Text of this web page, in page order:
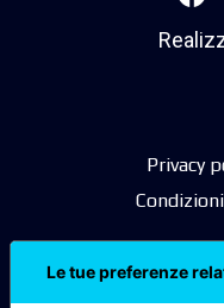
Privacy
Le tue preferenze